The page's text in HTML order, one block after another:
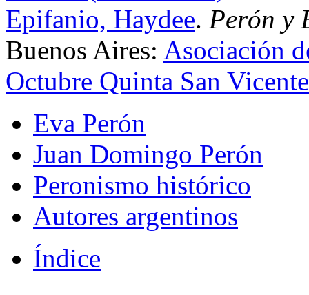
Epifanio, Haydee. Perón y
Buenos Aires: Asociación
Octubre Quinta San Vicente
Eva Perón
Juan Domingo Perón
Peronismo histórico
Autores argentinos
Índice